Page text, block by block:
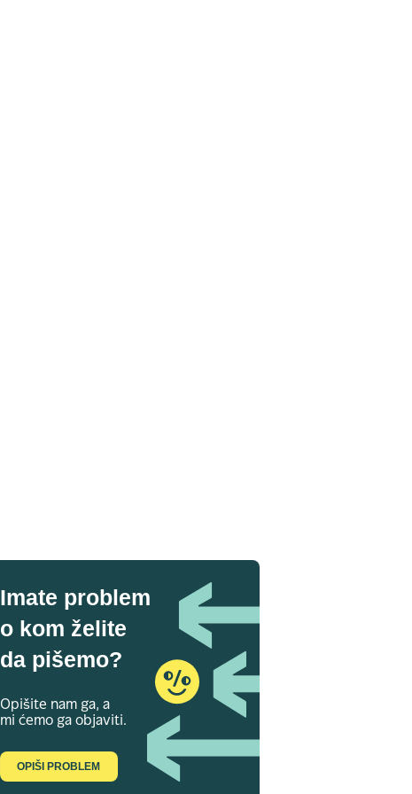
Imate problem
o kom želite
da pišemo?
Opišite nam ga, a
mi ćemo ga objaviti.
OPIŠI PROBLEM